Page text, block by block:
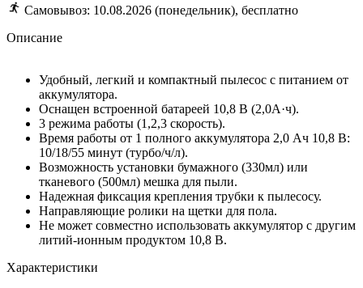
Cамовывоз: 10.08.2026 (понедельник), бесплатно
Описание
Удобный, легкий и компактный пылесос с питанием от
аккумулятора.
Оснащен встроенной батареей 10,8 В (2,0А·ч).
3 режима работы (1,2,3 скорость).
Время работы от 1 полного аккумулятора 2,0 Ач 10,8 В:
10/18/55 минут (турбо/ч/л).
Возможность установки бумажного (330мл) или
тканевого (500мл) мешка для пыли.
Надежная фиксация крепления трубки к пылесосу.
Направляющие ролики на щетки для пола.
Не может совместно использовать аккумулятор с другим
литий-ионным продуктом 10,8 В.
Характеристики